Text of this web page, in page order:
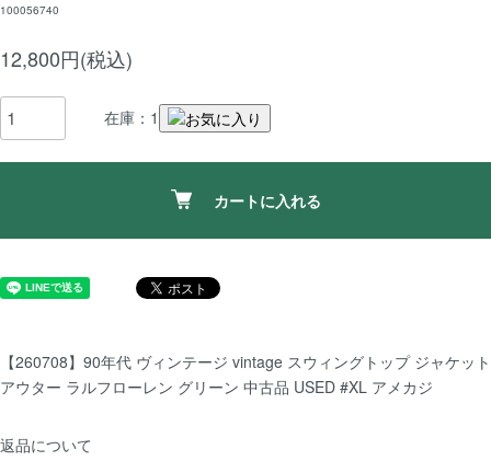
100056740
12,800円(税込)
在庫：1
カートに入れる
【260708】90年代 ヴィンテージ vintage スウィングトップ ジャケット
アウター ラルフローレン グリーン 中古品 USED #XL アメカジ
返品について